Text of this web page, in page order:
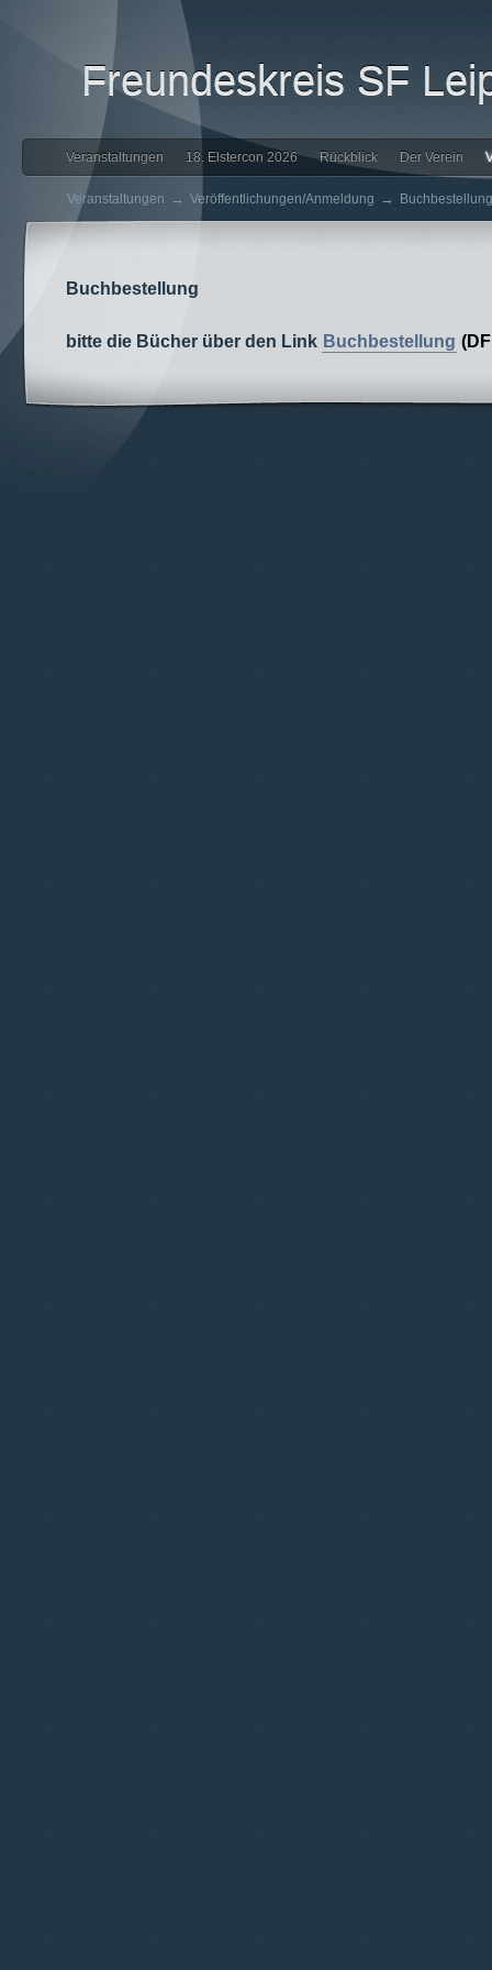
Freundeskreis SF
Veranstaltungen 18. Elstercon 2026 Rückblick Der Verein
Veranstaltungen → Veröffentlichungen/Anmeldung → Buchbestellung
Buchbestellung
bitte die Bücher über den Link Buchbestellung